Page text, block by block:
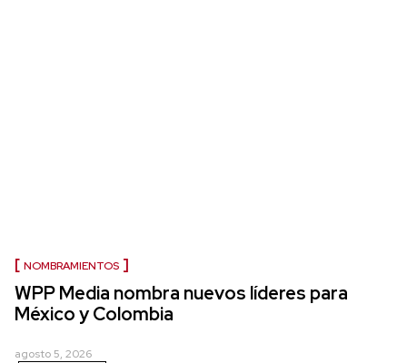
NOMBRAMIENTOS
WPP Media nombra nuevos líderes para
México y Colombia
agosto 5, 2026